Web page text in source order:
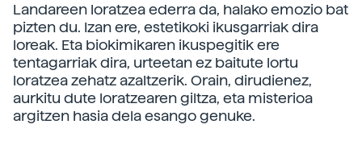
Landareen loratzea ederra da, halako emozio bat
pizten du. Izan ere, estetikoki ikusgarriak dira
loreak. Eta biokimikaren ikuspegitik ere
tentagarriak dira, urteetan ez baitute lortu
loratzea zehatz azaltzerik. Orain, dirudienez,
aurkitu dute loratzearen giltza, eta misterioa
argitzen hasia dela esango genuke.